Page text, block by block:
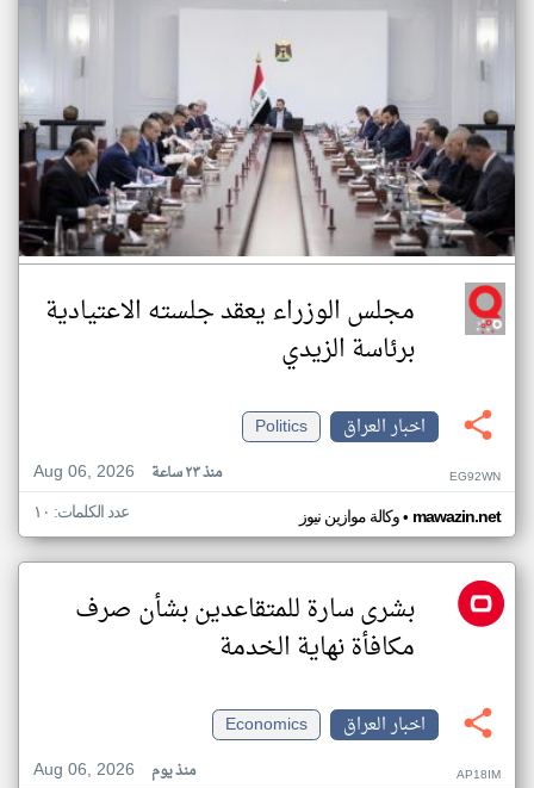
مجلس الوزراء يعقد جلسته الاعتيادية
برئاسة الزيدي
اخبار العراق
Politics
Aug 06, 2026
منذ ٢٣ ساعة EG92WN
وكالة موازين نيوز• mawazin.net عدد الكلمات: ١٠
بشرى سارة للمتقاعدين بشأن صرف
مكافأة نهاية الخدمة
اخبار العراق
Economics
Aug 06, 2026
منذ يوم AP18IM